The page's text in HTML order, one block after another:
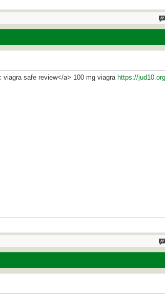
viagra safe review</a> 100 mg viagra https://